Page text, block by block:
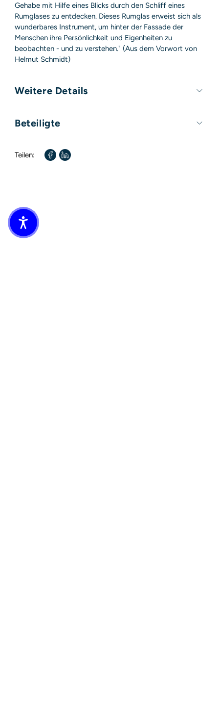
Gehabe mit Hilfe eines Blicks durch den Schliff eines
Rumglases zu entdecken. Dieses Rumglas erweist sich als
wunderbares Instrument, um hinter der Fassade der
Menschen ihre Persönlichkeit und Eigenheiten zu
beobachten - und zu verstehen." (Aus dem Vorwort von
Helmut Schmidt)
Weitere Details
Beteiligte
Autor / Autorin:
Teilen: